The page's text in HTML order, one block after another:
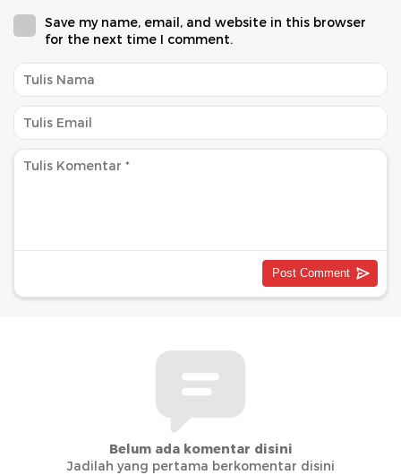
Save my name, email, and website in this browser
for the next time I comment.
Belum ada komentar disini
Jadilah yang pertama berkomentar disini